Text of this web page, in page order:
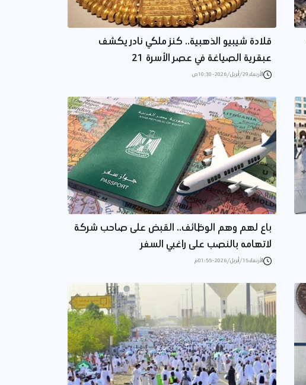
قلادة شيبيو الذهبية.. كنز ملكي نادر يكشف
عبقرية الصياغة في عصر الأسرة 21
الأربعاء 29/أبريل/2026 - 10:30 ص
باع لهم وهم الوظائف.. القبض على صاحب شركة
لاتهامه بالنصب على راغبي السفر
الأربعاء 15/أبريل/2026 - 01:55 م